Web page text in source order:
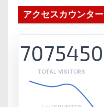
アクセスカウンター
7075450
TOTAL VISITORS